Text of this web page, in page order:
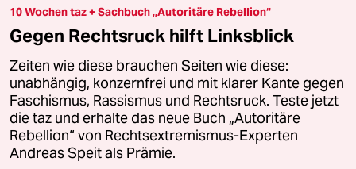
10 Wochen taz + Sachbuch „Autoritäre Rebellion“
Gegen Rechtsruck hilft Linksblick
Zeiten wie diese brauchen Seiten wie diese:
unabhängig, konzernfrei und mit klarer Kante gegen
Faschismus, Rassismus und Rechtsruck. Teste jetzt
die taz und erhalte das neue Buch „Autoritäre
Rebellion“ von Rechtsextremismus-Experten
Andreas Speit als Prämie.